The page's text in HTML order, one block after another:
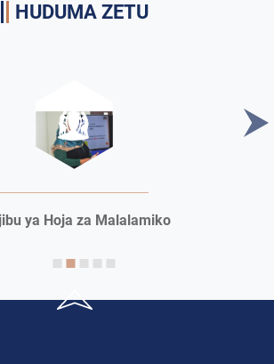
HUDUMA ZETU
ya Hoja za Malalamiko